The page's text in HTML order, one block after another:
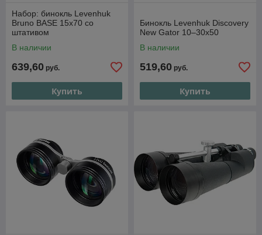
Набор: бинокль Levenhuk
Bruno BASE 15x70 со
штативом
В наличии
639,60 руб.
Купить
Бинокль Levenhuk Discovery
New Gator 10–30x50
В наличии
519,60 руб.
Купить